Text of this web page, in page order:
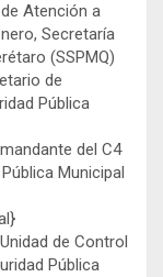
Atención a
Secretaría
(SSPMQ)
de
Pública
del C4
Municipal
de Control
Pública